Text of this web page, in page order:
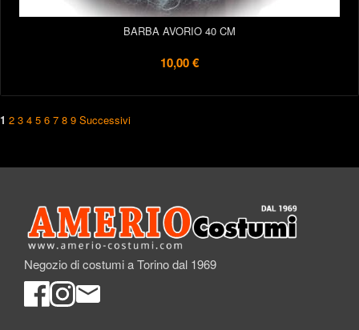
BARBA AVORIO 40 CM
10,00 €
1 2 3 4 5 6 7 8 9 Successivi
Negozio di costumi a Torino dal 1969